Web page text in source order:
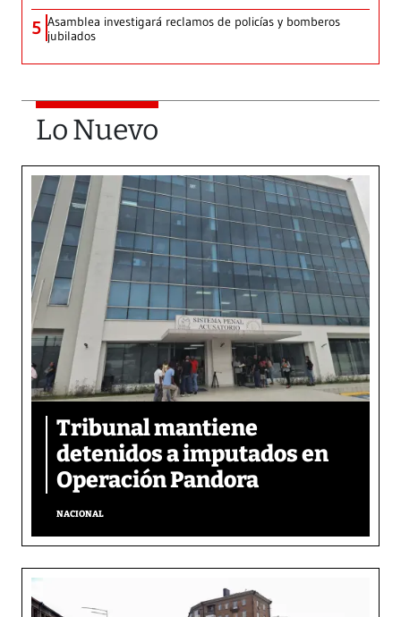
5 Asamblea investigará reclamos de policías y bomberos
jubilados
Lo Nuevo
Tribunal mantiene
detenidos a imputados en
Operación Pandora
NACIONAL